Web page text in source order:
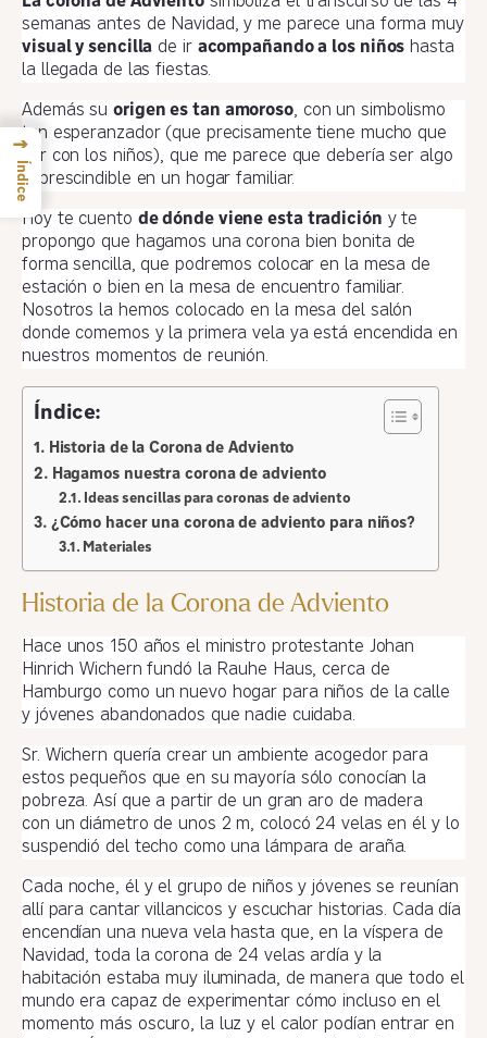
semanas antes de Navidad, y me parece una forma muy
visual y sencilla de ir acompañando a los niños hasta
la llegada de las fiestas.
Además su origen es tan amoroso, con un simbolismo
tan esperanzador (que precisamente tiene mucho que
ver con los niños), que me parece que debería ser algo
imprescindible en un hogar familiar.
Hoy te cuento de dónde viene esta tradición y te
propongo que hagamos una corona bien bonita de
forma sencilla, que podremos colocar en la mesa de
estación o bien en la mesa de encuentro familiar.
Nosotros la hemos colocado en la mesa del salón
donde comemos y la primera vela ya está encendida en
nuestros momentos de reunión.
Índice:
Historia de la Corona de Adviento
Hagamos nuestra corona de adviento
Ideas sencillas para coronas de adviento
¿Cómo hacer una corona de adviento para niños?
Materiales
Historia de la Corona de Adviento
Hace unos 150 años el ministro protestante Johan
Hinrich Wichern fundó la Rauhe Haus, cerca de
Hamburgo como un nuevo hogar para niños de la calle
y jóvenes abandonados que nadie cuidaba.
Sr. Wichern quería crear un ambiente acogedor para
estos pequeños que en su mayoría sólo conocían la
pobreza. Así que a partir de un gran aro de madera
con un diámetro de unos 2 m, colocó 24 velas en él y lo
suspendió del techo como una lámpara de araña.
Cada noche, él y el grupo de niños y jóvenes se reunían
allí para cantar villancicos y escuchar historias. Cada día
encendían una nueva vela hasta que, en la víspera de
Navidad, toda la corona de 24 velas ardía y la
habitación estaba muy iluminada, de manera que todo el
mundo era capaz de experimentar cómo incluso en el
momento más oscuro, la luz y el calor podían entrar en
→
Índice